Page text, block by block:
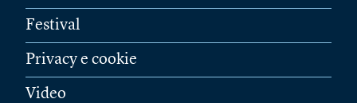
Festival
Privacy e cookie
Video